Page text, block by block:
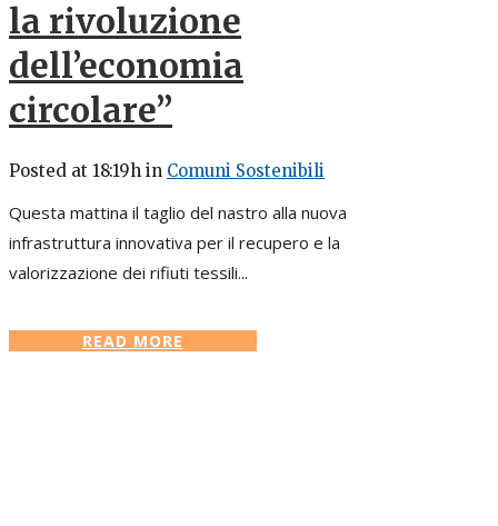
la rivoluzione
dell’economia
circolare”
Posted at 18:19h in Comuni Sostenibili
Questa mattina il taglio del nastro alla nuova
infrastruttura innovativa per il recupero e la
valorizzazione dei rifiuti tessili...
READ MORE